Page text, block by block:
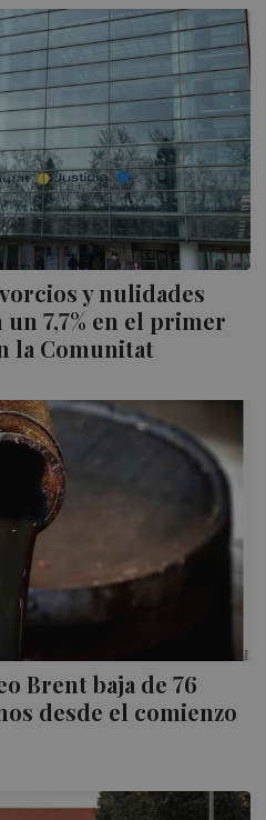
y nulidades
7,7% en el primer
la Comunitat
Brent baja de 76
desde el comienzo